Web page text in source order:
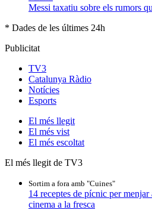
Messi taxatiu sobre els rumors
* Dades de les últimes 24h
Publicitat
TV3
Catalunya Ràdio
Notícies
Esports
El més llegit
El més vist
El més escoltat
El més llegit de TV3
Sortim a fora amb "Cuines"
14 receptes de pícnic per
cinema a la fresca